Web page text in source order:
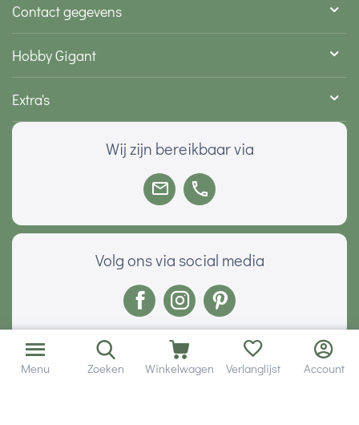
Contact gegevens
Hobby Gigant
Extra's
Wij zijn bereikbaar via
Volg ons via social media
Onze klanten geven ons een
Menu Zoeken Winkelwagen Verlanglijst Account